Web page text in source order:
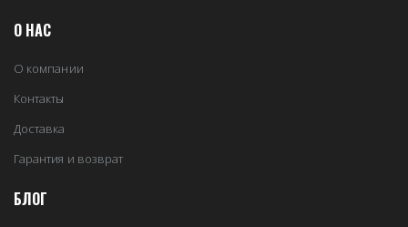
О НАС
О компании
Контакты
Доставка
Гарантия и возврат
БЛОГ